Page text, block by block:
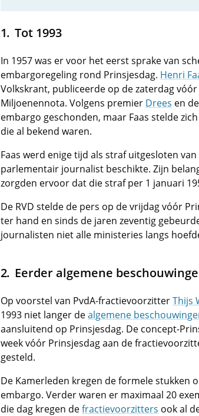
Tot 1993
In 1957 was er voor het eerst sprake van
embargoregeling rond Prinsjesdag. Henri
Volkskrant, publiceerde op de zaterdag
Miljoenennota. Volgens premier Drees en
embargo geschonden, maar Faas stelde
die al bekend waren.
Faas werd enige tijd als straf uitgesloten
parlementair journalist beschikte. Zijn
zorgden ervoor dat die straf per 1 januari
De RVD stelde de pers op de vrijdag vóór
ter hand en sinds de jaren zeventig
journalisten niet alle ministeries langs
Eerder algemene
Op voorstel van PvdA-fractievoorzitterThijs
1993 niet langer dealgemene
aansluitend op Prinsjesdag. De concept-
week vóór Prinsjesdag aan de
gesteld.
De Kamerleden kregen de formele stukken
embargo. Verder waren er maximaal 20
die dag kregen defractievoorzitters ook al